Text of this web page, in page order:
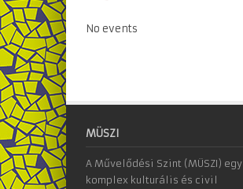
No events
MÜSZI
A Művelődési Szint (MÜSZI) egy
komplex kulturális és civil